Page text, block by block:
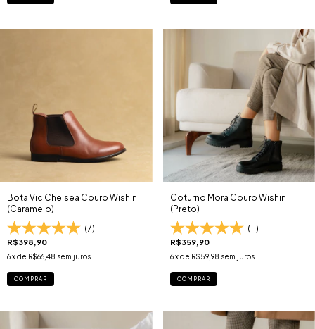
Bota Vic Chelsea Couro Wishin
(Caramelo)
(7)
R$398,90
6x de R$66,48 sem juros
COMPRAR
Coturno Mora Couro Wishin
(Preto)
(11)
R$359,90
6 x de R$59,98 sem juros
COMPRAR